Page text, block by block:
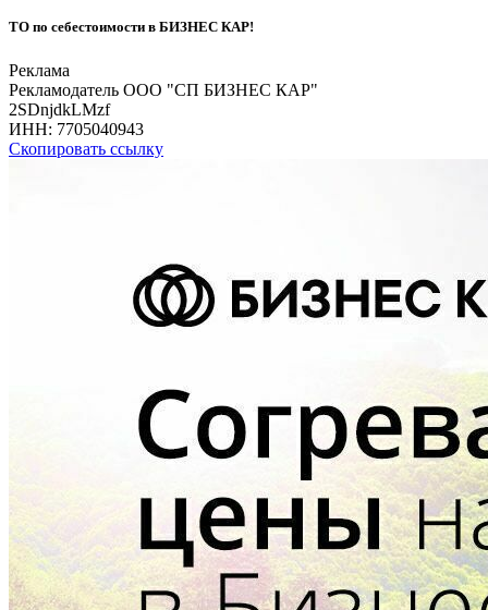
ТО по себестоимости в БИЗНЕС КАР!
Реклама
Рекламодатель ООО "СП БИЗНЕС КАР"
2SDnjdkLMzf
ИНН: 7705040943
Скопировать ссылку